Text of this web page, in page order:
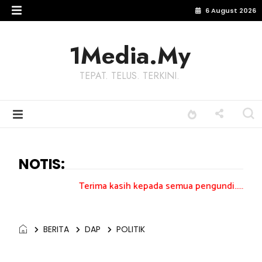
6 August 2026
1Media.My
TEPAT. TELUS. TERKINI.
NOTIS:
Terima kasih kepada semua pengundi.......
BERITA DAP POLITIK